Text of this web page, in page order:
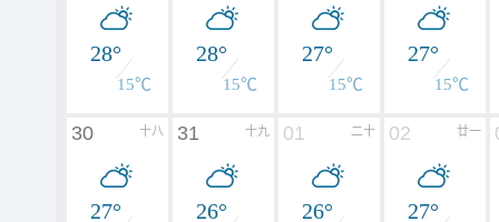
28°
15℃
28°
15℃
27°
15℃
27°
15℃
十八
30
27°
十九
31
26°
二十
01
26°
廿一
02
27°